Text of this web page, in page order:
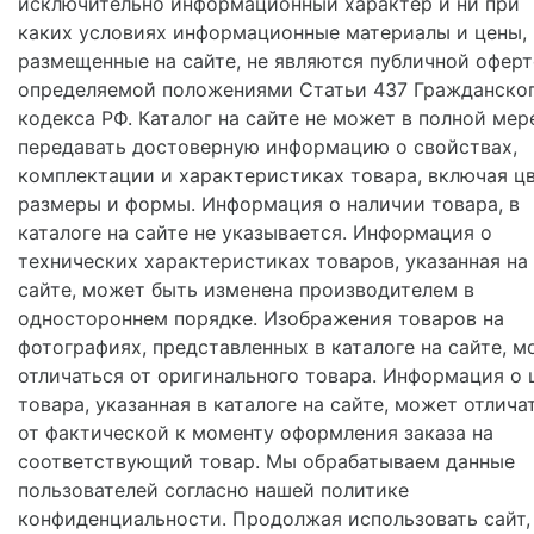
каких условиях информационные материалы и цены,
размещенные на сайте, не являются публичной
определяемой положениями Статьи 437
кодекса РФ. Каталог на сайте не может в полной
передавать достоверную информацию о свойствах,
комплектации и характеристиках товара, включая
размеры и формы. Информация о наличии товара, в
каталоге на сайте не указывается. Информация о
технических характеристиках товаров, указанная на
сайте, может быть изменена производителем в
одностороннем порядке. Изображения товаров на
фотографиях, представленных в каталоге на сайте,
отличаться от оригинального товара. Информация о
товара, указанная в каталоге на сайте, может
от фактической к моменту оформления заказа на
соответствующий товар. Мы обрабатываем данные
пользователей согласно нашей политике
конфиденциальности. Продолжая использовать